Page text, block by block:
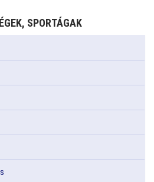
SPORTÁGAK